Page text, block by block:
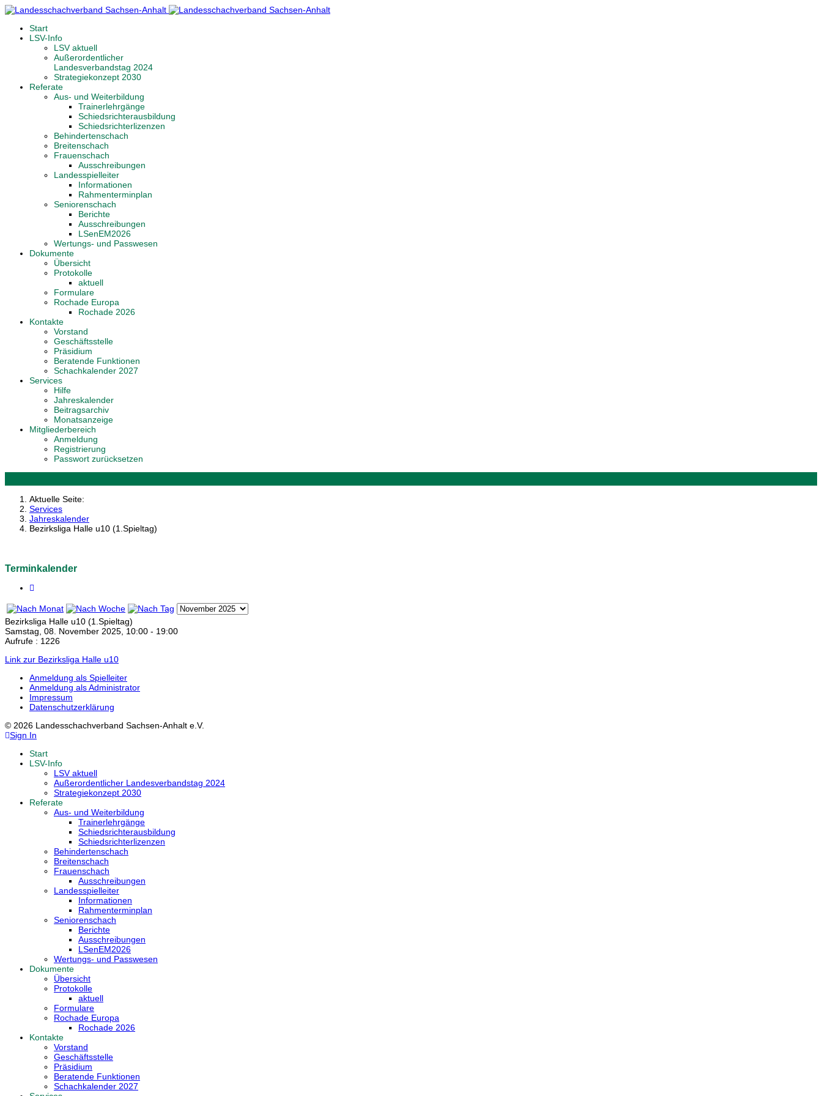
Start
LSV-Info
LSV aktuell
Außerordentlicher
Landesverbandstag 2024
Strategiekonzept 2030
Referate
Aus- und Weiterbildung
Trainerlehrgänge
Schiedsrichterausbildung
Schiedsrichterlizenzen
Behindertenschach
Breitenschach
Frauenschach
Ausschreibungen
Landesspielleiter
Informationen
Rahmenterminplan
Seniorenschach
Berichte
Ausschreibungen
LSenEM2026
Wertungs- und Passwesen
Dokumente
Übersicht
Protokolle
aktuell
Formulare
Rochade Europa
Rochade 2026
Kontakte
Vorstand
Geschäftsstelle
Präsidium
Beratende Funktionen
Schachkalender 2027
Services
Hilfe
Jahreskalender
Beitragsarchiv
Monatsanzeige
Mitgliederbereich
Anmeldung
Registrierung
Passwort zurücksetzen
Aktuelle Seite:
Services
Jahreskalender
Bezirksliga Halle u10 (1.Spieltag)
Terminkalender
Bezirksliga Halle u10 (1.Spieltag)
Samstag, 08. November 2025, 10:00 - 19:00
Aufrufe : 1226
Link zur Bezirksliga Halle u10
Anmeldung als Spielleiter
Anmeldung als Administrator
Impressum
Datenschutzerklärung
© 2026 Landesschachverband Sachsen-Anhalt e.V.
Sign In
Start
LSV-Info
LSV aktuell
Außerordentlicher Landesverbandstag 2024
Strategiekonzept 2030
Referate
Aus- und Weiterbildung
Trainerlehrgänge
Schiedsrichterausbildung
Schiedsrichterlizenzen
Behindertenschach
Breitenschach
Frauenschach
Ausschreibungen
Landesspielleiter
Informationen
Rahmenterminplan
Seniorenschach
Berichte
Ausschreibungen
LSenEM2026
Wertungs- und Passwesen
Dokumente
Übersicht
Protokolle
aktuell
Formulare
Rochade Europa
Rochade 2026
Kontakte
Vorstand
Geschäftsstelle
Präsidium
Beratende Funktionen
Schachkalender 2027